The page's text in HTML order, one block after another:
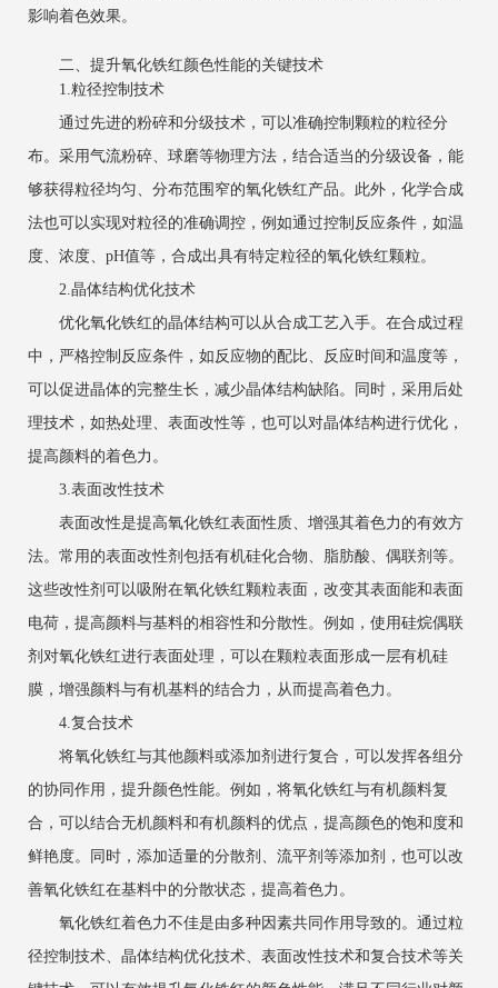
影响着色效果。
二、提升氧化铁红颜色性能的关键技术
1.粒径控制技术
通过先进的粉碎和分级技术，可以准确控制颗粒的粒径分
布。采用气流粉碎、球磨等物理方法，结合适当的分级设备，能
够获得粒径均匀、分布范围窄的氧化铁红产品。此外，化学合成
法也可以实现对粒径的准确调控，例如通过控制反应条件，如温
度、浓度、pH值等，合成出具有特定粒径的氧化铁红颗粒。
2.晶体结构优化技术
优化氧化铁红的晶体结构可以从合成工艺入手。在合成过程
中，严格控制反应条件，如反应物的配比、反应时间和温度等，
可以促进晶体的完整生长，减少晶体结构缺陷。同时，采用后处
理技术，如热处理、表面改性等，也可以对晶体结构进行优化，
提高颜料的着色力。
3.表面改性技术
表面改性是提高氧化铁红表面性质、增强其着色力的有效方
法。常用的表面改性剂包括有机硅化合物、脂肪酸、偶联剂等。
这些改性剂可以吸附在氧化铁红颗粒表面，改变其表面能和表面
电荷，提高颜料与基料的相容性和分散性。例如，使用硅烷偶联
剂对氧化铁红进行表面处理，可以在颗粒表面形成一层有机硅
膜，增强颜料与有机基料的结合力，从而提高着色力。
4.复合技术
将氧化铁红与其他颜料或添加剂进行复合，可以发挥各组分
的协同作用，提升颜色性能。例如，将氧化铁红与有机颜料复
合，可以结合无机颜料和有机颜料的优点，提高颜色的饱和度和
鲜艳度。同时，添加适量的分散剂、流平剂等添加剂，也可以改
善氧化铁红在基料中的分散状态，提高着色力。
氧化铁红着色力不佳是由多种因素共同作用导致的。通过粒
径控制技术、晶体结构优化技术、表面改性技术和复合技术等关